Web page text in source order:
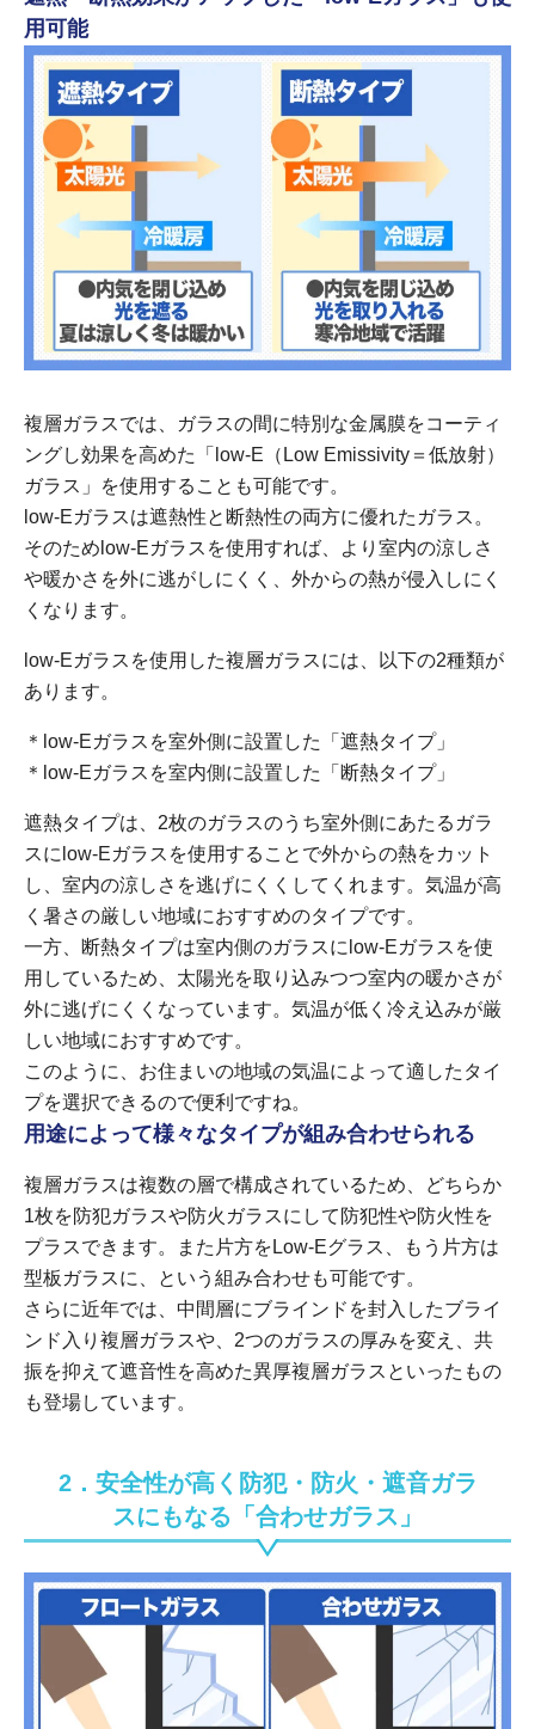
用可能
複層ガラスでは、ガラスの間に特別な金属膜をコーティ
ングし効果を高めた「low-E（Low Emissivity＝低放射）
ガラス」を使用することも可能です。
low-Eガラスは遮熱性と断熱性の両方に優れたガラス。
そのためlow-Eガラスを使用すれば、より室内の涼しさ
や暖かさを外に逃がしにくく、外からの熱が侵入しにく
くなります。
low-Eガラスを使用した複層ガラスには、以下の2種類が
あります。
＊low-Eガラスを室外側に設置した「遮熱タイプ」
＊low-Eガラスを室内側に設置した「断熱タイプ」
遮熱タイプは、2枚のガラスのうち室外側にあたるガラ
スにlow-Eガラスを使用することで外からの熱をカット
し、室内の涼しさを逃げにくくしてくれます。気温が高
く暑さの厳しい地域におすすめのタイプです。
一方、断熱タイプは室内側のガラスにlow-Eガラスを使
用しているため、太陽光を取り込みつつ室内の暖かさが
外に逃げにくくなっています。気温が低く冷え込みが厳
しい地域におすすめです。
このように、お住まいの地域の気温によって適したタイ
プを選択できるので便利ですね。
用途によって様々なタイプが組み合わせられる
複層ガラスは複数の層で構成されているため、どちらか
1枚を防犯ガラスや防火ガラスにして防犯性や防火性を
プラスできます。また片方をLow-Eグラス、もう片方は
型板ガラスに、という組み合わせも可能です。
さらに近年では、中間層にブラインドを封入したブライ
ンド入り複層ガラスや、2つのガラスの厚みを変え、共
振を抑えて遮音性を高めた異厚複層ガラスといったもの
も登場しています。
2．安全性が高く防犯・防火・遮音ガラ
スにもなる「合わせガラス」